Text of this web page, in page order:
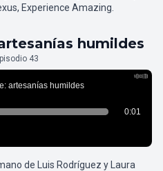
Experience Amazing.
humildes
43
de Luis Rodríguez y Laura